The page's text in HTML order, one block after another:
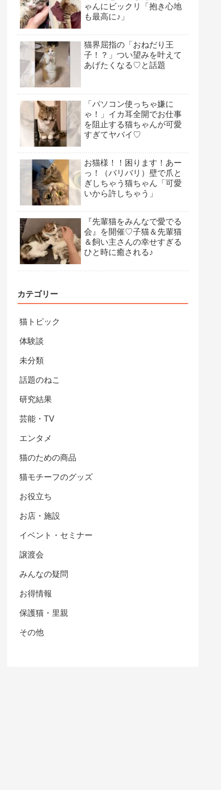
ゃんにビックリ「抱き心地
も最高に♪」
猫界屈指の「おねだり王
子！？」つい望みを叶えて
あげたくなる♡と話題
「パソコン使っちゃ嫌に
ゃ！」イカ耳全開でお仕事
を阻止する猫ちゃんが可愛
すぎてヤバイ♡
お猫様！！困ります！あー
っ！（バリバリ）壁で爪と
ぎしちゃう猫ちゃん「可愛
いから許しちゃう」
『先輩猫をみんなで愛でる
会』を開催♡子猫＆先輩猫
＆飼い主さんの幸せすぎる
ひと時に癒される♪
カテゴリー
猫トピック
体験談
未分類
話題のねこ
研究結果
芸能・TV
エンタメ
猫のための商品
猫モチーフのグッズ
お役立ち
お店・施設
イベント・セミナー
譲渡会
みんなの疑問
お得情報
保護猫・里親
その他